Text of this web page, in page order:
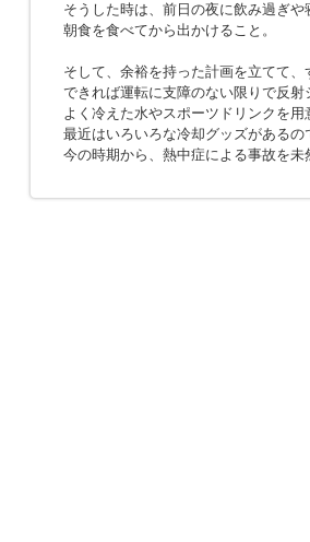
そうした時は、前日の夜に飲み過ぎや
朝食を食べてから出かけること。
そして、余裕を持った計画を立てて
できれば運転に支障のない限りで反
よく冷えた水やスポーツドリンクを
最近はいろいろな冷却グッズがある
今の時期から、熱中症による事故を未